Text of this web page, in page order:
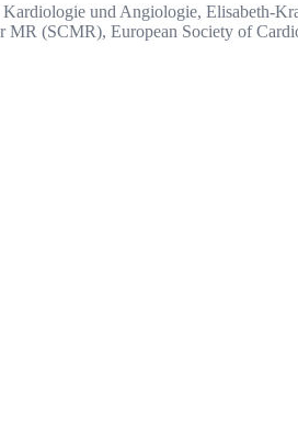
und Angiologie, Elisabeth-
(SCMR), European Society of